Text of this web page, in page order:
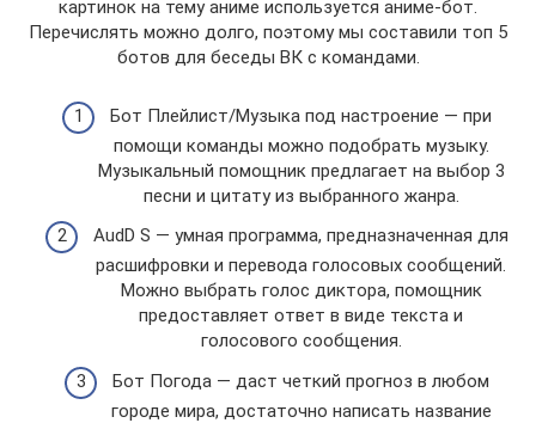
картинок на тему аниме используется аниме-бот.
Перечислять можно долго, поэтому мы составили топ 5
ботов для беседы ВК с командами.
Бот Плейлист/Музыка под настроение — при
помощи команды можно подобрать музыку.
Музыкальный помощник предлагает на выбор 3
песни и цитату из выбранного жанра.
AudD S — умная программа, предназначенная для
расшифровки и перевода голосовых сообщений.
Можно выбрать голос диктора, помощник
предоставляет ответ в виде текста и
голосового сообщения.
Бот Погода — даст четкий прогноз в любом
городе мира, достаточно написать название